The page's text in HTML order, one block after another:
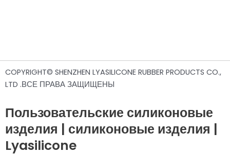
COPYRIGHT© SHENZHEN LYASILICONE RUBBER PRODUCTS CO.,
LTD .ВСЕ ПРАВА ЗАЩИЩЕНЫ
Пользовательские силиконовые
изделия | силиконовые изделия |
Lyasilicone